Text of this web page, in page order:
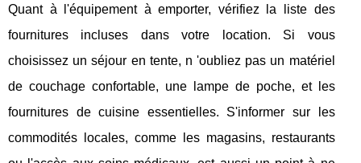
Quant à l'équipement à emporter, vérifiez la liste des
fournitures incluses dans votre location. Si vous
choisissez un séjour en tente, n 'oubliez pas un matériel
de couchage confortable, une lampe de poche, et les
fournitures de cuisine essentielles. S'informer sur les
commodités locales, comme les magasins, restaurants